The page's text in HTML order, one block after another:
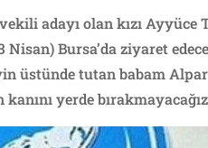
adayı olan kızı
Nisan) Bursa’da ziyaret
üstünde tutan babam
yerde